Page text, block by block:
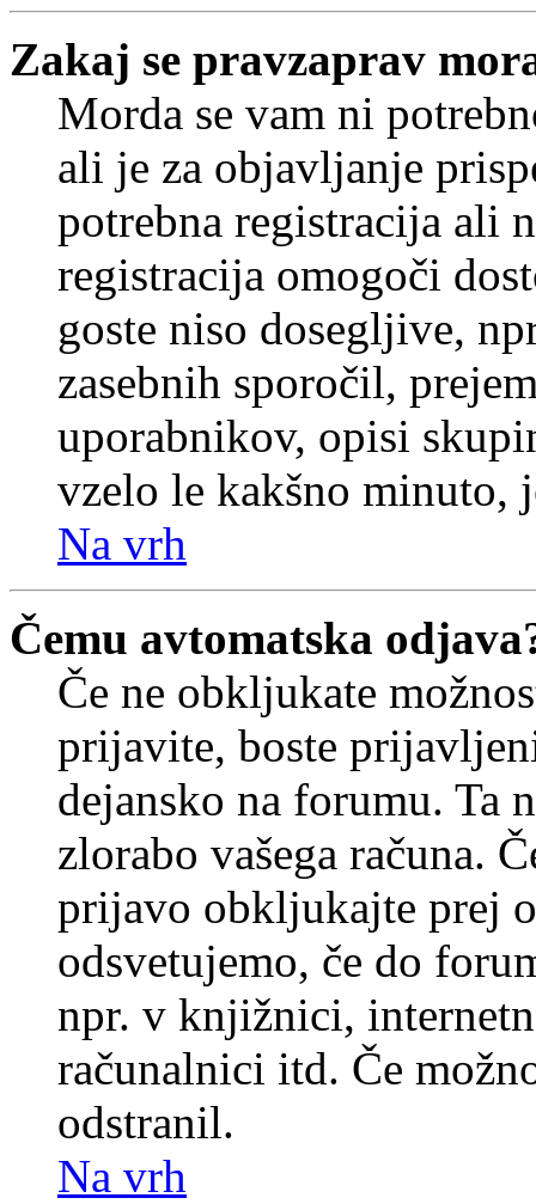
Zakaj se pravzaprav
Morda se vam ni
ali je za objavljanje
potrebna registracija ali
registracija omogoči
goste niso dosegljive,
zasebnih sporočil,
uporabnikov, opisi
vzelo le kakšno minuto,
Na vrh
Čemu avtomatska
Če ne obkljukate
prijavite, boste
dejansko na forumu. Ta
zlorabo vašega računa.
prijavo obkljukajte prej
odsvetujemo, če do
npr. v knjižnici,
računalnici itd. Če
odstranil.
Na vrh